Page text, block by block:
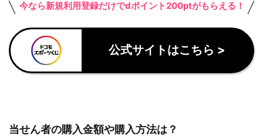
今なら新規利用登録だけでdポイント200ptがもらえる！
公式サイトはこちら >
当せん者の購入金額や購入方法は？